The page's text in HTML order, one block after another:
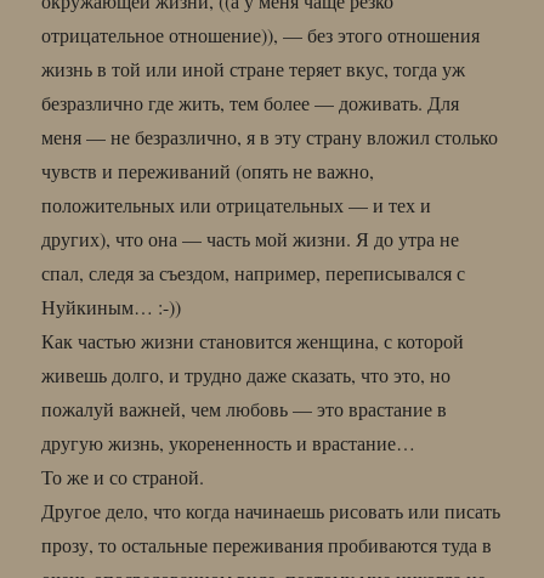
отрицательное отношение)), — без этого отношения
жизнь в той или иной стране теряет вкус, тогда уж
безразлично где жить, тем более — доживать. Для
меня — не безразлично, я в эту страну вложил столько
чувств и переживаний (опять не важно,
положительных или отрицательных — и тех и
других), что она — часть мой жизни. Я до утра не
спал, следя за съездом, например, переписывался с
Нуйкиным… :-))
Как частью жизни становится женщина, с которой
живешь долго, и трудно даже сказать, что это, но
пожалуй важней, чем любовь — это врастание в
другую жизнь, укорененность и врастание…
То же и со страной.
Другое дело, что когда начинаешь рисовать или писать
прозу, то остальные переживания пробиваются туда в